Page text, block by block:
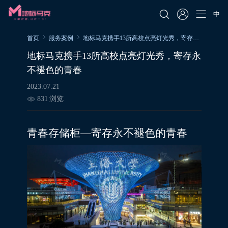
中
首页 服务案例 地标马克携手13所高校点亮灯光秀，寄存永不褪色的青春
地标马克携手13所高校点亮灯光秀，寄存永
不褪色的青春
2023.07.21
831 浏览
青春存储柜—寄存永不褪色的青春